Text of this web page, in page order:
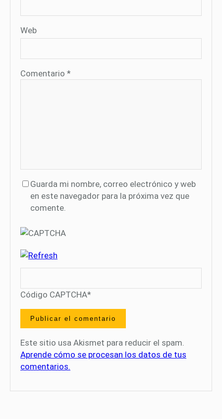
Web
Comentario *
Guarda mi nombre, correo electrónico y web
en este navegador para la próxima vez que
comente.
Código CAPTCHA*
Este sitio usa Akismet para reducir el spam.
Aprende cómo se procesan los datos de tus
comentarios.